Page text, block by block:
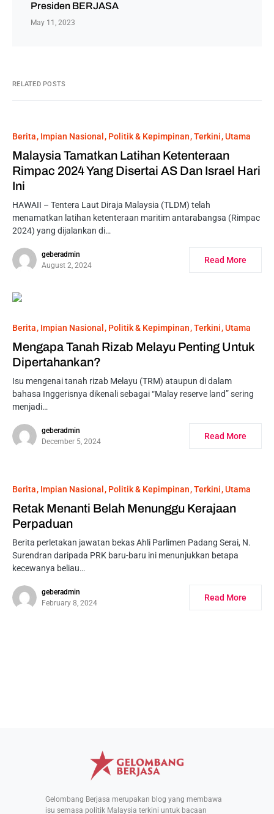
Presiden BERJASA
May 11, 2023
RELATED POSTS
Berita Impian Nasional Politik & Kepimpinan Terkini Utama
Malaysia Tamatkan Latihan Ketenteraan
Rimpac 2024 Yang Disertai AS Dan Israel Hari
Ini
HAWAII – Tentera Laut Diraja Malaysia (TLDM) telah
menamatkan latihan ketenteraan maritim antarabangsa (Rimpac
2024) yang dijalankan di…
geberadmin
August 2, 2024
Read More
Berita Impian Nasional Politik & Kepimpinan Terkini Utama
Mengapa Tanah Rizab Melayu Penting Untuk
Dipertahankan?
Isu mengenai tanah rizab Melayu (TRM) ataupun di dalam
bahasa Inggerisnya dikenali sebagai “Malay reserve land” sering
menjadi…
geberadmin
December 5, 2024
Read More
Berita Impian Nasional Politik & Kepimpinan Terkini Utama
Retak Menanti Belah Menunggu Kerajaan
Perpaduan
Berita perletakan jawatan bekas Ahli Parlimen Padang Serai, N.
Surendran daripada PRK baru-baru ini menunjukkan betapa
kecewanya beliau…
geberadmin
February 8, 2024
Read More
Gelombang Berjasa merupakan blog yang membawa
isu semasa politik Malaysia terkini untuk bacaan